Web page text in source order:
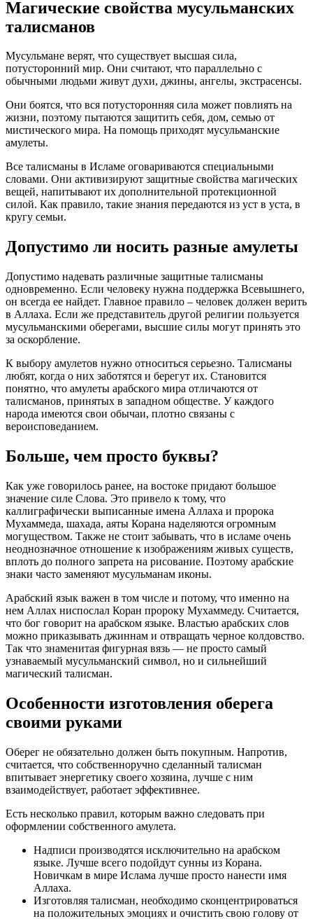
Магические свойства мусульманских
талисманов
Мусульмане верят, что существует высшая сила,
потусторонний мир. Они считают, что параллельно с
обычными людьми живут духи, джины, ангелы, экстрасенсы.
Они боятся, что вся потусторонняя сила может повлиять на
жизни, поэтому пытаются защитить себя, дом, семью от
мистического мира. На помощь приходят мусульманские
амулеты.
Все талисманы в Исламе оговариваются специальными
словами. Они активизируют защитные свойства магических
вещей, напитывают их дополнительной протекционной
силой. Как правило, такие знания передаются из уст в уста, в
кругу семьи.
Допустимо ли носить разные амулеты
Допустимо надевать различные защитные талисманы
одновременно. Если человеку нужна поддержка Всевышнего,
он всегда ее найдет. Главное правило – человек должен верить
в Аллаха. Если же представитель другой религии пользуется
мусульманскими оберегами, высшие силы могут принять это
за оскорбление.
К выбору амулетов нужно относиться серьезно. Талисманы
любят, когда о них заботятся и берегут их. Становится
понятно, что амулеты арабского мира отличаются от
талисманов, принятых в западном обществе. У каждого
народа имеются свои обычаи, плотно связаны с
вероисповеданием.
Больше, чем просто буквы?
Как уже говорилось ранее, на востоке придают большое
значение силе Слова. Это привело к тому, что
каллиграфически выписанные имена Аллаха и пророка
Мухаммеда, шахада, аяты Корана наделяются огромным
могуществом. Также не стоит забывать, что в исламе очень
неоднозначное отношение к изображениям живых существ,
вплоть до полного запрета на рисование. Поэтому арабские
знаки часто заменяют мусульманам иконы.
Арабский язык важен в том числе и потому, что именно на
нем Аллах ниспослал Коран пророку Мухаммеду. Считается,
что бог говорит на арабском языке. Властью арабских слов
можно приказывать джиннам и отвращать черное колдовство.
Так что знаменитая фигурная вязь ― не просто самый
узнаваемый мусульманский символ, но и сильнейший
магический талисман.
Особенности изготовления оберега
своими руками
Оберег не обязательно должен быть покупным. Напротив,
считается, что собственноручно сделанный талисман
впитывает энергетику своего хозяина, лучше с ним
взаимодействует, работает эффективнее.
Есть несколько правил, которым важно следовать при
оформлении собственного амулета.
Надписи производятся исключительно на арабском
языке. Лучше всего подойдут сунны из Корана.
Новичкам в мире Ислама лучше просто нанести имя
Аллаха.
Изготовляя талисман, необходимо сконцентрироваться
на положительных эмоциях и очистить свою голову от